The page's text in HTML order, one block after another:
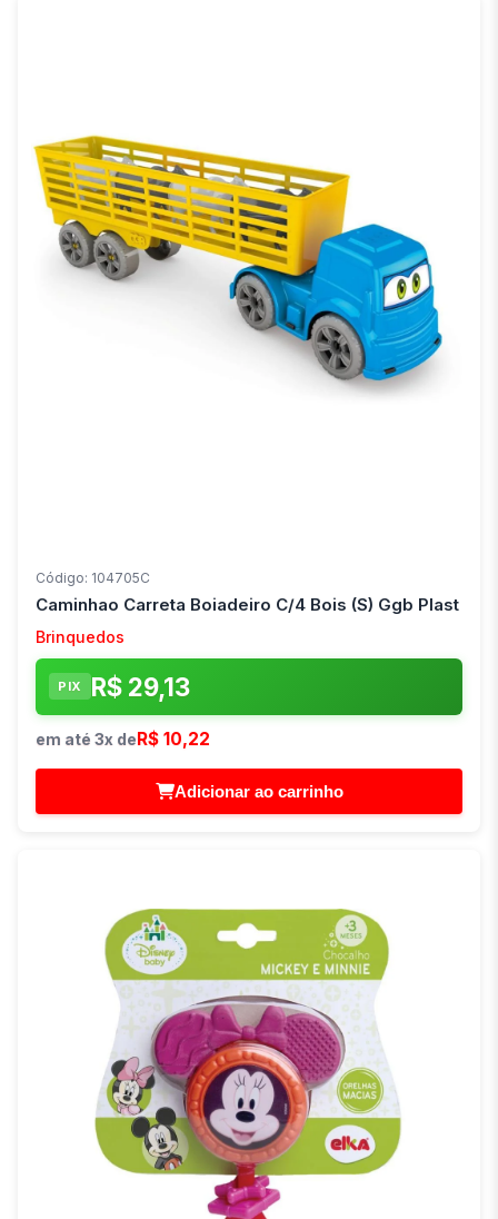
Código: 104705C
Caminhao Carreta Boiadeiro C/4 Bois (S) Ggb Plast
Brinquedos
PIX R$ 29,13
em até 3x deR$ 10,22
Adicionar ao carrinho